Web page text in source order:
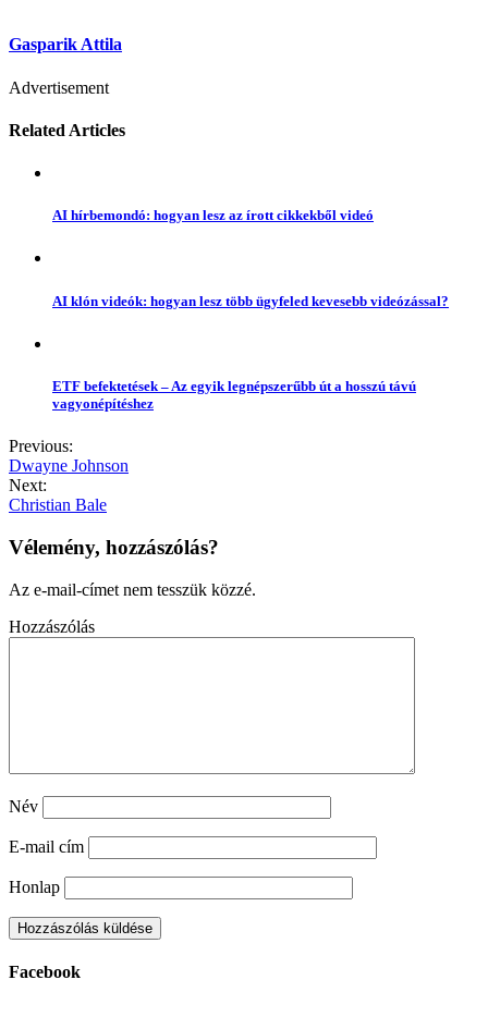
Gasparik Attila
Advertisement
Related Articles
AI hírbemondó: hogyan lesz az írott cikkekből videó
AI klón videók: hogyan lesz több ügyfeled kevesebb videózással?
ETF befektetések – Az egyik legnépszerűbb út a hosszú távú
vagyonépítéshez
Previous:
Dwayne Johnson
Next:
Christian Bale
Vélemény, hozzászólás?
Az e-mail-címet nem tesszük közzé.
Hozzászólás
Név
E-mail cím
Honlap
Facebook